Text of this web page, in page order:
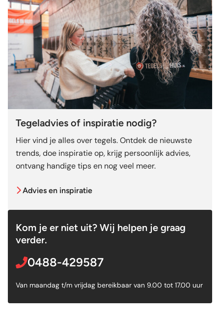
Tegeladvies of inspiratie nodig?
Hier vind je alles over tegels. Ontdek de nieuwste
trends, doe inspiratie op, krijg persoonlijk advies,
ontvang handige tips en nog veel meer.
Advies en inspiratie
Kom je er niet uit? Wij helpen je graag
verder.
0488-429587
Van maandag t/m vrijdag bereikbaar van 9.00 tot 17.00 uur